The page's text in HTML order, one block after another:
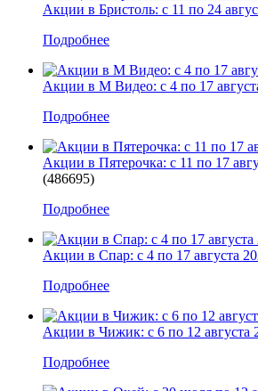
Акции в Бристоль: с 11 по 24
Подробнее
Акции в М Видео: с 4 по 17
Подробнее
Акции в Пятерочка: с 11 по 17
(486695)
Подробнее
Акции в Спар: с 4 по 17 августа
Подробнее
Акции в Чижик: с 6 по 12 августа
Подробнее